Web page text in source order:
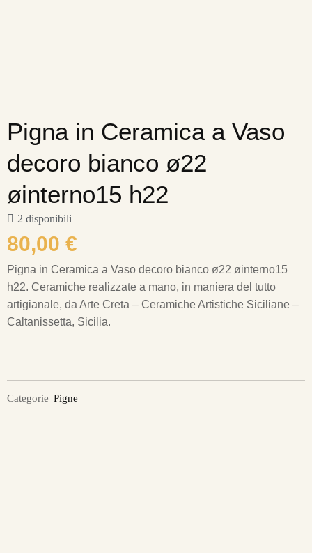
Pigna in Ceramica a Vaso
decoro bianco ø22
øinterno15 h22
2 disponibili
80,00 €
Pigna in Ceramica a Vaso decoro bianco ø22 øinterno15
h22. Ceramiche realizzate a mano, in maniera del tutto
artigianale, da Arte Creta – Ceramiche Artistiche Siciliane –
Caltanissetta, Sicilia.
Categorie Pigne